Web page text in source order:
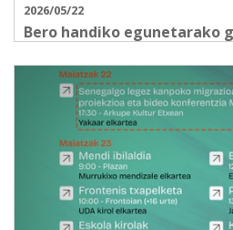
2026/05/22
Bero handiko egunetarako